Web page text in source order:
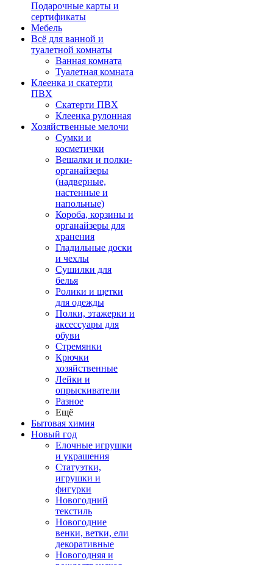
Подарочные карты и
сертификаты
Мебель
Всё для ванной и
туалетной комнаты
Ванная комната
Туалетная комната
Клеенка и скатерти
ПВХ
Скатерти ПВХ
Клеенка рулонная
Хозяйственные мелочи
Сумки и
косметички
Вешалки и полки-
органайзеры
(надверные,
настенные и
напольные)
Короба, корзины и
органайзеры для
хранения
Гладильные доски
и чехлы
Сушилки для
белья
Ролики и щетки
для одежды
Полки, этажерки и
аксессуары для
обуви
Стремянки
Крючки
хозяйственные
Лейки и
опрыскиватели
Разное
Ещё
Бытовая химия
Новый год
Елочные игрушки
и украшения
Статуэтки,
игрушки и
фигурки
Новогодний
текстиль
Новогодние
венки, ветки, ели
декоративные
Новогодняя и